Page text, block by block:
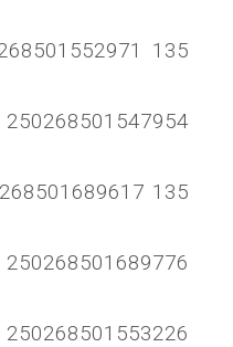
135
250268501547954
135